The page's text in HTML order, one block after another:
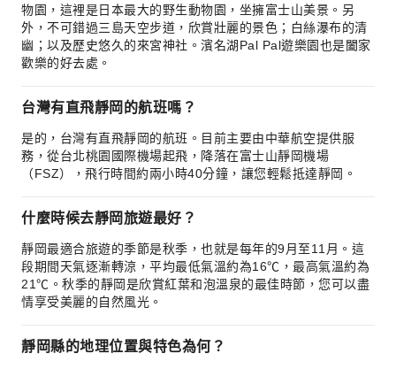
物園，這裡是日本最大的野生動物園，坐擁富士山美景。另
外，不可錯過三島天空步道，欣賞壯麗的景色；白絲瀑布的清
幽；以及歷史悠久的來宮神社。濱名湖Pal Pal遊樂園也是闔家
歡樂的好去處。
台灣有直飛靜岡的航班嗎？
是的，台灣有直飛靜岡的航班。目前主要由中華航空提供服
務，從台北桃園國際機場起飛，降落在富士山靜岡機場
（FSZ），飛行時間約兩小時40分鐘，讓您輕鬆抵達靜岡。
什麼時候去靜岡旅遊最好？
靜岡最適合旅遊的季節是秋季，也就是每年的9月至11月。這
段期間天氣逐漸轉涼，平均最低氣溫約為16℃，最高氣溫約為
21℃。秋季的靜岡是欣賞紅葉和泡溫泉的最佳時節，您可以盡
情享受美麗的自然風光。
靜岡縣的地理位置與特色為何？